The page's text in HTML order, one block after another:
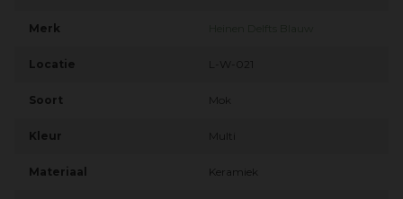
Merk
Locatie L-W-021
Soort Mok
Kleur Multi
Materiaal Keramiek